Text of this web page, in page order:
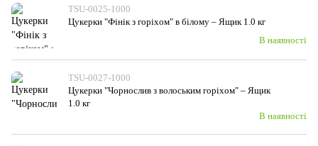
TSU-0025-1000
Цукерки "Фінік з горiхом" в білому – Ящик 1.0 кг
В наявності
TSU-0027-1000
Цукерки "Чорнослив з волоським горiхом" – Ящик
1.0 кг
В наявності